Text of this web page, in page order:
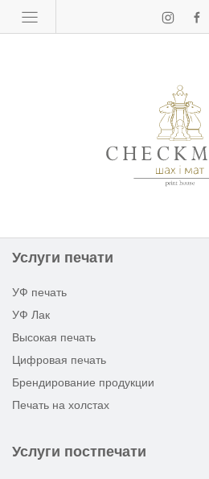
Услуги печати
УФ печать
УФ Лак
Высокая печать
Цифровая печать
Брендирование продукции
Печать на холстах
Услуги постпечати